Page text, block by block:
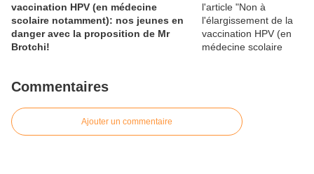
vaccination HPV (en médecine
scolaire notamment): nos jeunes en
danger avec la proposition de Mr
Brotchi!
Commentaires
Ajouter un commentaire